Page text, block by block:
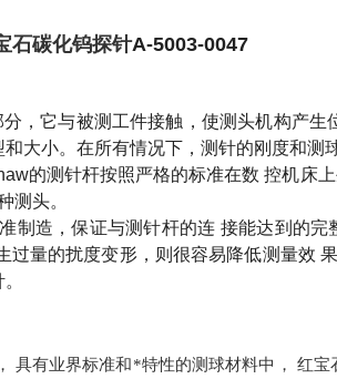
石碳化钨探针A-5003-0047
，它与被测工件接触，使测头机构产
大小。在所有情况下，测针的刚度和测
的测针杆按照严格的标准在数 控机床
测头。
制造，保证与测针杆的连 接能达到的完
过量的扰度变形，则很容易降低测量效
具有业界标准和*特性的测球材料中， 红